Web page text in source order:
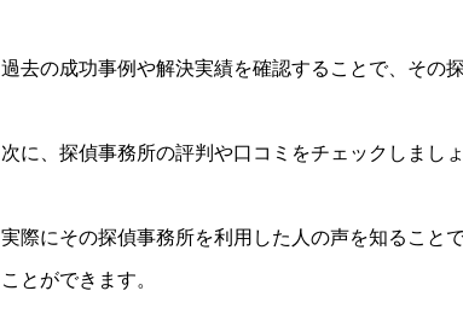
過去の成功事例や解決実績を確認することで、その
次に、探偵事務所の評判や口コミをチェックしましょ
実際にその探偵事務所を利用した人の声を知ること
ことができます。